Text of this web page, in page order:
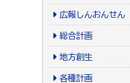
広報しんおんせん
総合計画
地方創生
各種計画